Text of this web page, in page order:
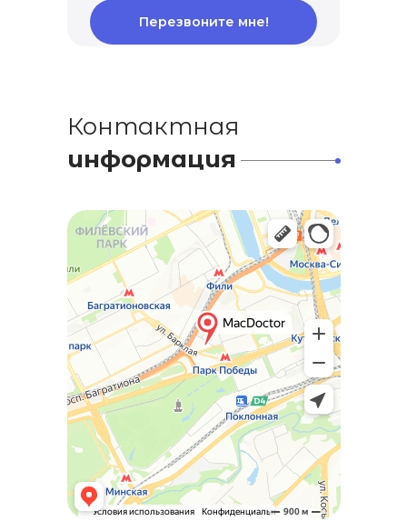
Перезвоните мне!
Контактная
информация